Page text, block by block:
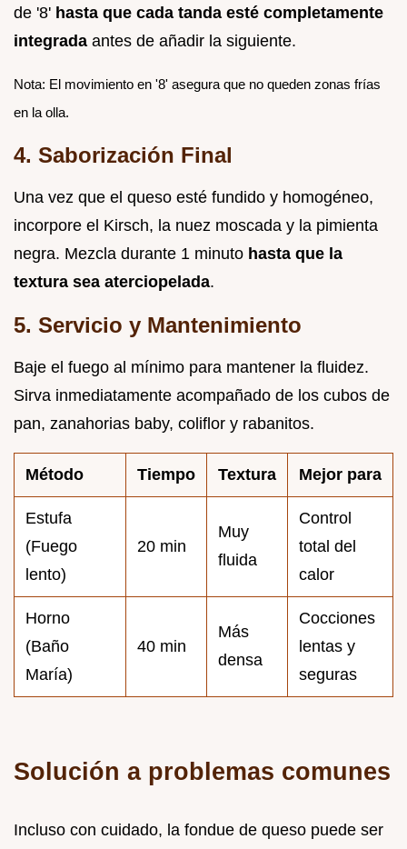
de '8' hasta que cada tanda esté completamente
integrada antes de añadir la siguiente.
Nota: El movimiento en '8' asegura que no queden zonas frías
en la olla.
4. Saborización Final
Una vez que el queso esté fundido y homogéneo,
incorpore el Kirsch, la nuez moscada y la pimienta
negra. Mezcla durante 1 minuto hasta que la
textura sea aterciopelada.
5. Servicio y Mantenimiento
Baje el fuego al mínimo para mantener la fluidez.
Sirva inmediatamente acompañado de los cubos de
pan, zanahorias baby, coliflor y rabanitos.
Método Tiempo Textura Mejor para
Estufa
(Fuego
lento)
20 min
Muy
fluida
Control
total del
calor
Horno
(Baño
María)
40 min
Más
densa
Cocciones
lentas y
seguras
Solución a problemas comunes
Incluso con cuidado, la fondue de queso puede ser